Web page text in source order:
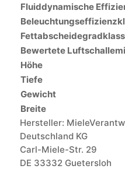
Fluiddynamische
Bewertete
Höhe
Tiefe
Gewicht
Breite
Hersteller: Miele
Deutschland KG
Carl-Miele-Str. 29
DE 33332 Guetersloh